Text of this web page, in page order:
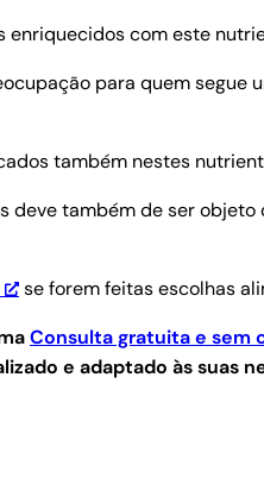
com este
para quem segue
também nestes
deve também de ser
se forem feitas escolhas
Consulta gratuita e sem
e adaptado às suas